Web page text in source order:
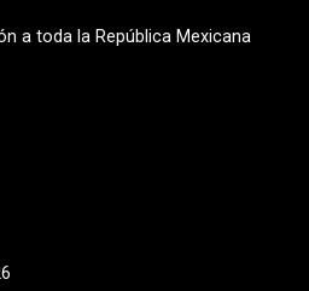
a toda la República Mexicana